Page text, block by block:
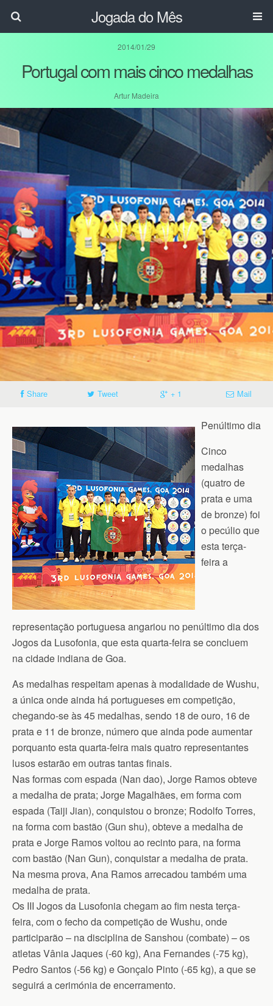
Jogada do Mês
2014/01/29
Portugal com mais cinco medalhas
Artur Madeira
Share Tweet + 1 Mail
Penúltimo dia
Cinco
medalhas
(quatro de
prata e uma
de bronze) foi
o pecúlio que
esta terça-
feira a
representação portuguesa angariou no penúltimo dia dos
Jogos da Lusofonia, que esta quarta-feira se concluem
na cidade indiana de Goa.
As medalhas respeitam apenas à modalidade de Wushu,
a única onde ainda há portugueses em competição,
chegando-se às 45 medalhas, sendo 18 de ouro, 16 de
prata e 11 de bronze, número que ainda pode aumentar
porquanto esta quarta-feira mais quatro representantes
lusos estarão em outras tantas finais.
Nas formas com espada (Nan dao), Jorge Ramos obteve
a medalha de prata; Jorge Magalhães, em forma com
espada (Taiji Jian), conquistou o bronze; Rodolfo Torres,
na forma com bastão (Gun shu), obteve a medalha de
prata e Jorge Ramos voltou ao recinto para, na forma
com bastão (Nan Gun), conquistar a medalha de prata.
Na mesma prova, Ana Ramos arrecadou também uma
medalha de prata.
Os III Jogos da Lusofonia chegam ao fim nesta terça-
feira, com o fecho da competição de Wushu, onde
participarão – na disciplina de Sanshou (combate) – os
atletas Vânia Jaques (-60 kg), Ana Fernandes (-75 kg),
Pedro Santos (-56 kg) e Gonçalo Pinto (-65 kg), a que se
seguirá a cerimónia de encerramento.